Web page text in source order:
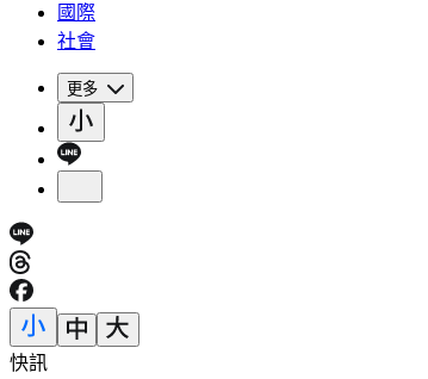
國際
社會
更多
快訊